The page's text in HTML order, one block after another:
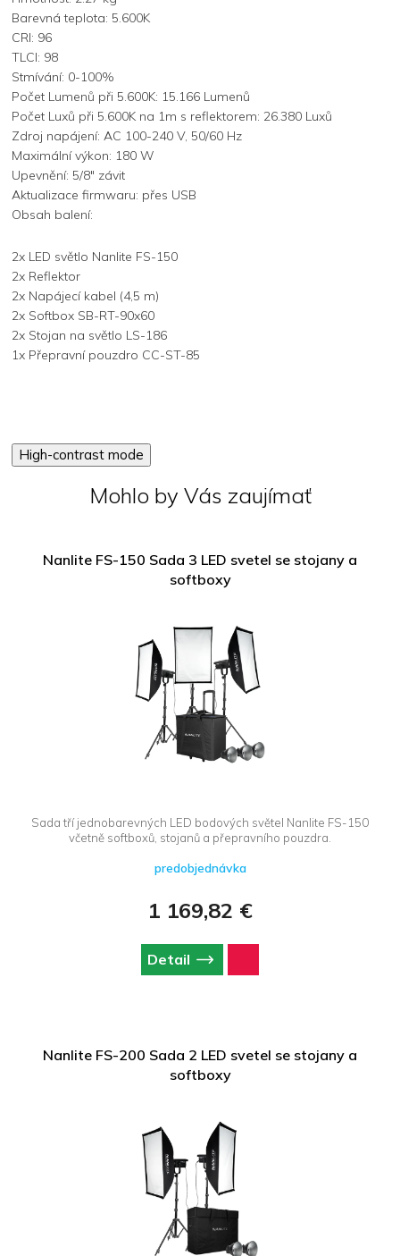
Barevná teplota: 5.600K
CRI: 96
TLCI: 98
Stmívání: 0-100%
Počet Lumenů při 5.600K: 15.166 Lumenů
Počet Luxů při 5.600K na 1m s reflektorem: 26.380 Luxů
Zdroj napájení: AC 100-240 V, 50/60 Hz
Maximální výkon: 180 W
Upevnění: 5/8" závit
Aktualizace firmwaru: přes USB
Obsah balení:
2x LED světlo Nanlite FS-150
2x Reflektor
2x Napájecí kabel (4,5 m)
2x Softbox SB-RT-90x60
2x Stojan na světlo LS-186
1x Přepravní pouzdro CC-ST-85
High-contrast mode
Mohlo by Vás zaujímať
Nanlite FS-150 Sada 3 LED svetel se stojany a
softboxy
Sada tří jednobarevných LED bodových světel Nanlite FS-150
včetně softboxů, stojanů a přepravního pouzdra.
predobjednávka
1 169,82 €
Detail
Nanlite FS-200 Sada 2 LED svetel se stojany a
softboxy